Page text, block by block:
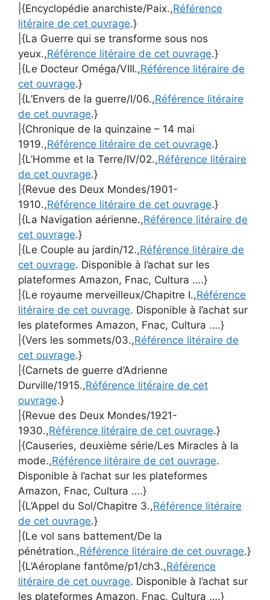
|{Encyclopédie anarchiste/Paix.,Référence
litéraire de cet ouvrage.}
|{La Guerre qui se transforme sous nos
yeux.,Référence litéraire de cet ouvrage.}
|{Le Docteur Oméga/VIII.,Référence litéraire de
cet ouvrage.}
|{L’Envers de la guerre/I/06.,Référence litéraire
de cet ouvrage.}
|{Chronique de la quinzaine – 14 mai
1919.,Référence litéraire de cet ouvrage.}
|{L’Homme et la Terre/IV/02.,Référence litéraire
de cet ouvrage.}
|{Revue des Deux Mondes/1901-
1910.,Référence litéraire de cet ouvrage.}
|{La Navigation aérienne.,Référence litéraire de
cet ouvrage.}
|{Le Couple au jardin/12.,Référence litéraire de
cet ouvrage. Disponible à l’achat sur les
plateformes Amazon, Fnac, Cultura ….}
|{Le royaume merveilleux/Chapitre I.,Référence
litéraire de cet ouvrage. Disponible à l’achat sur
les plateformes Amazon, Fnac, Cultura ….}
|{Vers les sommets/03.,Référence litéraire de
cet ouvrage.}
|{Carnets de guerre d’Adrienne
Durville/1915.,Référence litéraire de cet
ouvrage.}
|{Revue des Deux Mondes/1921-
1930.,Référence litéraire de cet ouvrage.}
|{Causeries, deuxième série/Les Miracles à la
mode.,Référence litéraire de cet ouvrage.
Disponible à l’achat sur les plateformes
Amazon, Fnac, Cultura ….}
|{L’Appel du Sol/Chapitre 3.,Référence litéraire
de cet ouvrage.}
|{Le vol sans battement/De la
pénétration.,Référence litéraire de cet ouvrage.}
|{L’Aéroplane fantôme/p1/ch3.,Référence
litéraire de cet ouvrage. Disponible à l’achat sur
les plateformes Amazon, Fnac, Cultura ….}